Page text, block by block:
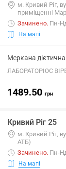
м. Кривий Ріг,
приміщенні
Зачинено. Пн-
На мапі
Меркана
ЛАБОРАТОРІОС
1489.50 грн
Кривий Ріг 25
м. Кривий Ріг,
АТБ)
Зачинено. Пн-
На мапі